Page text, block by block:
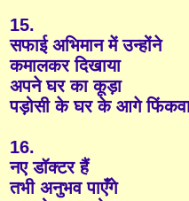
15.
सफाई अभिमान में उन्होंने
कमालकर दिखाया
अपने घर का कूड़ा
पड़ोसी के घर के आगे
16.
नए डॉक्टर हैं
तभी अनुभव पाएँगे